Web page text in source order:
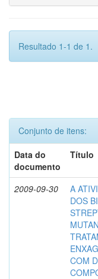
Resultado 1-1 de 1.
Conjunto de itens:
Data do
documento
Título
2009-09-30
A
DOS
COM